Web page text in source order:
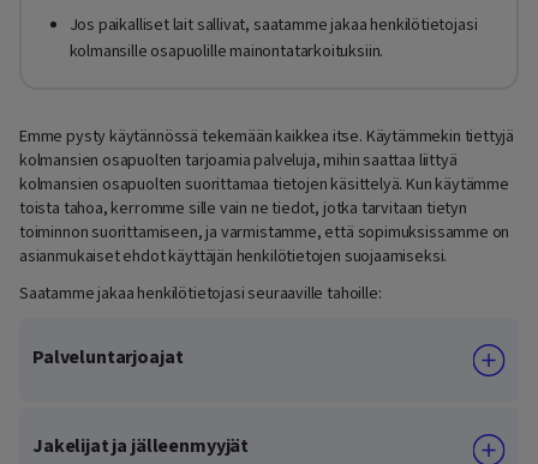
Jos paikalliset lait sallivat, saatamme jakaa henkilötietojasi
kolmansille osapuolille mainontatarkoituksiin.
Emme pysty käytännössä tekemään kaikkea itse. Käytämmekin tiettyjä
kolmansien osapuolten tarjoamia palveluja, mihin saattaa liittyä
kolmansien osapuolten suorittamaa tietojen käsittelyä. Kun käytämme
toista tahoa, kerromme sille vain ne tiedot, jotka tarvitaan tietyn
toiminnon suorittamiseen, ja varmistamme, että sopimuksissamme on
asianmukaiset ehdot käyttäjän henkilötietojen suojaamiseksi.
Saatamme jakaa henkilötietojasi seuraaville tahoille:
Palveluntarjoajat
Jakelijat ja jälleenmyyjät